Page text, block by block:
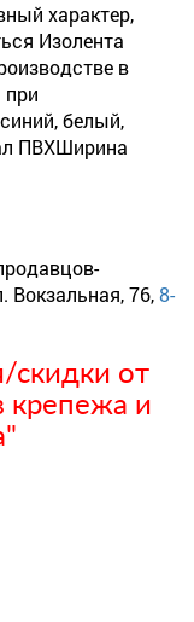
характер,
Изолента
в
при
белый,
ПВХШирина
Вокзальная, 76,8-
скидки от
крепежа и